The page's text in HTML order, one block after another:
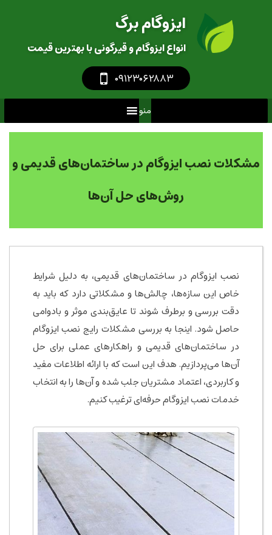
ایزوگام برگ
انواع ایزوگام و قیرگونی با بهترین قیمت
‎
۰۹۱۲۳۰۶۲۸۸۳
منو
مشکلات نصب ایزوگام در ساختمان‌های قدیمی و
روش‌های حل آن‌ها
نصب ایزوگام در ساختمان‌های قدیمی، به دلیل شرایط
خاص این سازه‌ها، چالش‌ها و مشکلاتی دارد که باید به
دقت بررسی و برطرف شوند تا عایق‌بندی موثر و بادوامی
حاصل شود. اینجا به بررسی مشکلات رایج نصب ایزوگام
در ساختمان‌های قدیمی و راهکارهای عملی برای حل
آن‌ها می‌پردازیم. هدف این است که با ارائه اطلاعات مفید
و کاربردی، اعتماد مشتریان جلب شده و آن‌ها را به انتخاب
خدمات نصب ایزوگام حرفه‌ای ترغیب کنیم.